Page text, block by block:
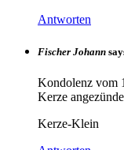
Antworten
Fischer Johann
Kondolenz vom
Kerze
Kerze-Klein